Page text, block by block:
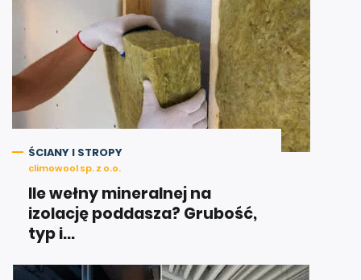
ŚCIANY I STROPY
climowool sp. z o.o.
Ile wełny mineralnej na
izolację poddasza? Grubość,
typ i...